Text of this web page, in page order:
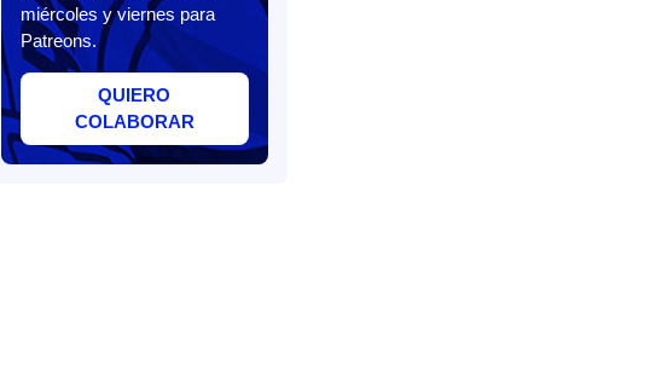
miércoles y viernes para
Patreons.
QUIERO
COLABORAR